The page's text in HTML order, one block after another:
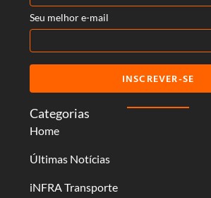
Categorias
Home
Últimas Notícias
iNFRA Transporte
Seu melhor e-mail
INSCREVER-SE